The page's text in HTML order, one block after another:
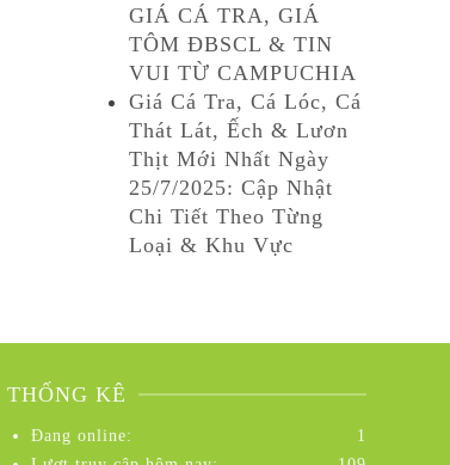
GIÁ CÁ TRA, GIÁ
TÔM ĐBSCL & TIN
VUI TỪ CAMPUCHIA
Giá Cá Tra, Cá Lóc, Cá
Thát Lát, Ếch & Lươn
Thịt Mới Nhất Ngày
25/7/2025: Cập Nhật
Chi Tiết Theo Từng
Loại & Khu Vực
THỐNG KÊ
1
Đang online: